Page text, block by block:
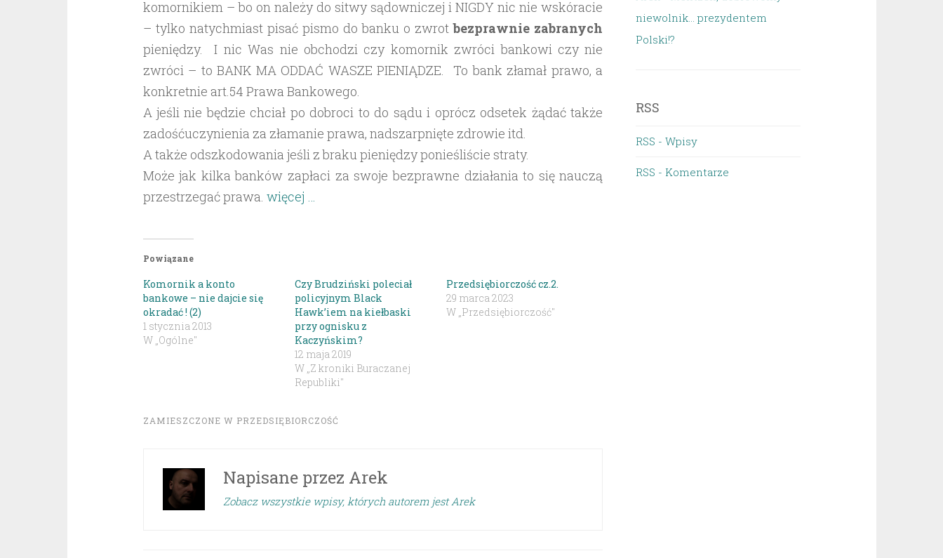
komornikiem – bo on należy do sitwy sądowniczej i NIGDY nic nie wskóracie
– tylko natychmiast pisać pismo do banku o zwrotbezprawnie zabranych
pieniędzy. I nic Was nie obchodzi czy komornik zwróci bankowi czy nie
zwróci – to BANK MA ODDAĆ WASZE PIENIĄDZE. To bank złamał prawo, a
konkretnie art.54 Prawa Bankowego.
A jeśli nie będzie chciał po dobroci to do sądu i oprócz odsetek żądać także
zadośćuczynienia za złamanie prawa, nadszarpnięte zdrowie itd.
A także odszkodowania jeśli z braku pieniędzy ponieśliście straty.
Może jak kilka banków zapłaci za swoje bezprawne działania to się nauczą
przestrzegać prawa. więcej …
Powiązane
Komornik a konto
bankowe – nie dajcie się
okradać ! (2)
1 stycznia 2013
W „Ogólne"
Czy Brudziński poleciał
policyjnym Black
Hawk’iem na kiełbaski
przy ognisku z
Kaczyńskim?
12 maja 2019
W „Z kroniki Buraczanej
Republiki"
Przedsiębiorczość cz.2.
29 marca 2023
W „Przedsiębiorczość"
ZAMIESZCZONE W PRZEDSIĘBIORCZOŚĆ
Napisane przez Arek
Zobacz wszystkie wpisy, których autorem jest Arek
niewolnik… prezydentem
Polski!?
RSS
RSS - Wpisy
RSS - Komentarze